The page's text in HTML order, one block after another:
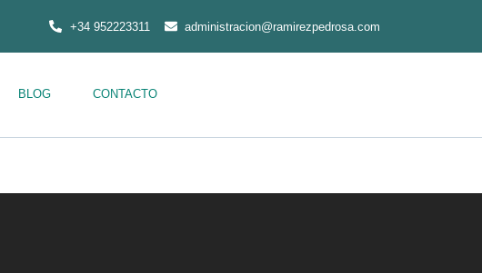
+34 952223311 administracion@ramirezpedrosa.com
BLOG CONTACTO